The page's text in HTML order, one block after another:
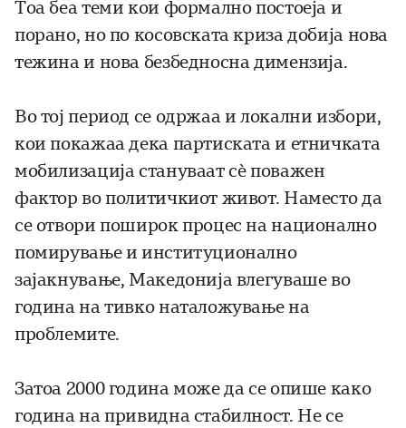
Тоа беа теми кои формално постоеја и
порано, но по косовската криза добија нова
тежина и нова безбедносна димензија.
Во тој период се одржаа и локални избори,
кои покажаа дека партиската и етничката
мобилизација стануваат сè поважен
фактор во политичкиот живот. Наместо да
се отвори поширок процес на национално
помирување и институционално
зајакнување, Македонија влегуваше во
година на тивко наталожување на
проблемите.
Затоа 2000 година може да се опише како
година на привидна стабилност. Не се